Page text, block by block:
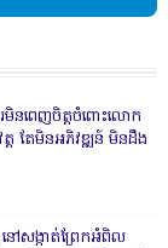
ារមិនពេញចិត្តចំពោះលោក
ត្ត តែមិនអភិវឌ្ឍន៍ មិនដឹង
នៅសង្កាត់ព្រែកអំពិល